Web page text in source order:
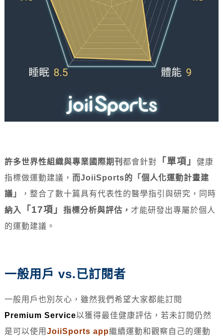
許多世界性組織與專業國際期刊 都會針對 「單項」
健康
指標做運動建議， 而JoiiSports的「個人化運動計畫建
議」
，整合了數十篇具有代表性的醫學指引與研究，同時
納入
「17項」 指標分析與評估， 才能研發出專屬於個人
的運動建議。
一般用戶 vs.已訂閱者
一般用戶也別灰心，雖然我們希望大家都能訂閱
Premium Service以獲得最佳健康評估，若未訂閱仍然
是可以使用 JoiiSports app繼續運動和觀察自己的運動